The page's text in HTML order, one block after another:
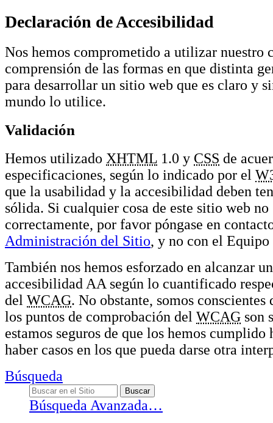
Declaración de Accesibilidad
Nos hemos comprometido a utilizar nuestro
comprensión de las formas en que distinta
para desarrollar un sitio web que es claro y
mundo lo utilice.
Validación
Hemos utilizado XHTML 1.0 y CSS de
especificaciones, según lo indicado por el
que la usabilidad y la accesibilidad deben
sólida. Si cualquier cosa de este sitio web no
correctamente, por favor póngase en
Administración del Sitio, y no con el Equipo
También nos hemos esforzado en alcanzar
accesibilidad AA según lo cuantificado
del WCAG. No obstante, somos conscientes
los puntos de comprobación del WCAG son
estamos seguros de que los hemos cumplido
haber casos en los que pueda darse otra
Búsqueda
Búsqueda Avanzada…